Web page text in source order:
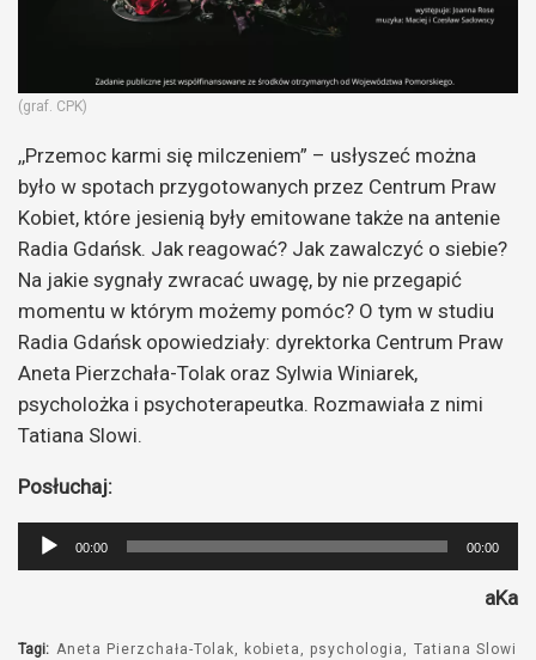
(graf. CPK)
,,Przemoc karmi się milczeniem” – usłyszeć można
było w spotach przygotowanych przez Centrum Praw
Kobiet, które jesienią były emitowane także na antenie
Radia Gdańsk. Jak reagować? Jak zawalczyć o siebie?
Na jakie sygnały zwracać uwagę, by nie przegapić
momentu w którym możemy pomóc? O tym w studiu
Radia Gdańsk opowiedziały: dyrektorka Centrum Praw
Aneta Pierzchała-Tolak oraz Sylwia Winiarek,
psycholożka i psychoterapeutka. Rozmawiała z nimi
Tatiana Slowi.
Posłuchaj:
Odtwarzacz
plików
00:00 00:00
aKa
Tagi: Aneta Pierzchała-Tolak kobieta psychologia Tatiana Slowi